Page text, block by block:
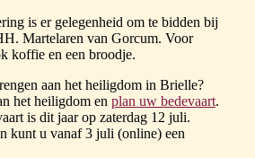
is er gelegenheid om te bidden bij
Martelaren van Gorcum. Voor
koffie en een broodje.
aan het heiligdom in Brielle?
het heiligdom en plan uw bedevaart.
is dit jaar op zaterdag 12 juli.
kunt u vanaf 3 juli (online) een